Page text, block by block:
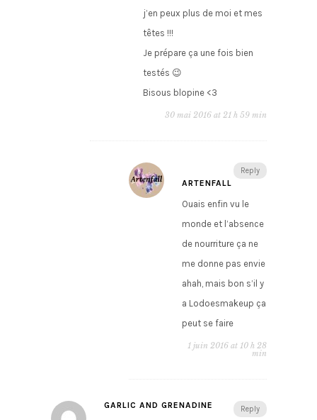
j’en peux plus de moi et mes
têtes !!!
Je prépare ça une fois bien
testés 😉
Bisous blopine <3
30 mai 2016 at 21 h 59 min
Reply
ARTENFALL
Ouais enfin vu le
monde et l’absence
de nourriture ça ne
me donne pas envie
ahah, mais bon s’il y
a Lodoesmakeup ça
peut se faire
1 juin 2016 at 10 h 28
min
Reply
GARLIC AND GRENADINE